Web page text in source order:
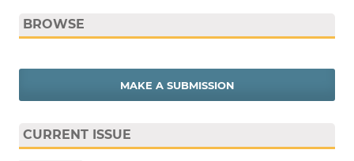
BROWSE
MAKE A SUBMISSION
CURRENT ISSUE